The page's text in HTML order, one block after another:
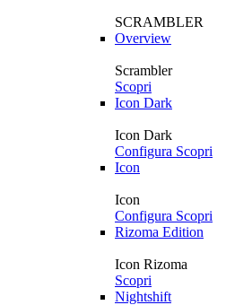
SCRAMBLER
Overview
Scrambler
Scopri
Icon Dark
Icon Dark
Configura Scopri
Icon
Icon
Configura Scopri
Rizoma Edition
Icon Rizoma
Scopri
Nightshift